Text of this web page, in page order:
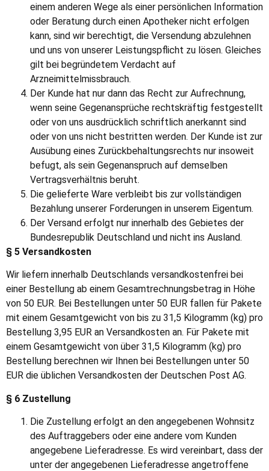
einem anderen Wege als einer persönlichen Information
oder Beratung durch einen Apotheker nicht erfolgen
kann, sind wir berechtigt, die Versendung abzulehnen
und uns von unserer Leistungspflicht zu lösen. Gleiches
gilt bei begründetem Verdacht auf
Arzneimittelmissbrauch.
Der Kunde hat nur dann das Recht zur Aufrechnung,
wenn seine Gegenansprüche rechtskräftig festgestellt
oder von uns ausdrücklich schriftlich anerkannt sind
oder von uns nicht bestritten werden. Der Kunde ist zur
Ausübung eines Zurückbehaltungsrechts nur insoweit
befugt, als sein Gegenanspruch auf demselben
Vertragsverhältnis beruht.
Die gelieferte Ware verbleibt bis zur vollständigen
Bezahlung unserer Forderungen in unserem Eigentum.
Der Versand erfolgt nur innerhalb des Gebietes der
Bundesrepublik Deutschland und nicht ins Ausland.
§ 5 Versandkosten
Wir liefern innerhalb Deutschlands versandkostenfrei bei
einer Bestellung ab einem Gesamtrechnungsbetrag in Höhe
von 50 EUR. Bei Bestellungen unter 50 EUR fallen für Pakete
mit einem Gesamtgewicht von bis zu 31,5 Kilogramm (kg) pro
Bestellung 3,95 EUR an Versandkosten an. Für Pakete mit
einem Gesamtgewicht von über 31,5 Kilogramm (kg) pro
Bestellung berechnen wir Ihnen bei Bestellungen unter 50
EUR die üblichen Versandkosten der Deutschen Post AG.
§ 6 Zustellung
Die Zustellung erfolgt an den angegebenen Wohnsitz
des Auftraggebers oder eine andere vom Kunden
angegebene Lieferadresse. Es wird vereinbart, dass der
unter der angegebenen Lieferadresse angetroffene